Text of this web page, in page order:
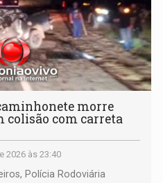
morre
colisão com carreta
2026 às 23:40
Polícia Rodoviária